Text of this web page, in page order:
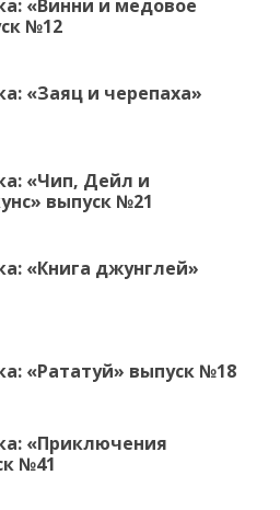
«Винни и медовое
№12
«Заяц и черепаха»
«Чип, Дейл и
выпуск №21
«Книга джунглей»
«Рататуй» выпуск №18
«Приключения
№41